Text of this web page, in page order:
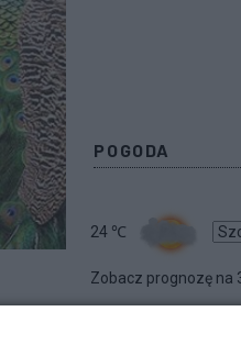
POGODA
24 ℃
Zobacz prognozę na